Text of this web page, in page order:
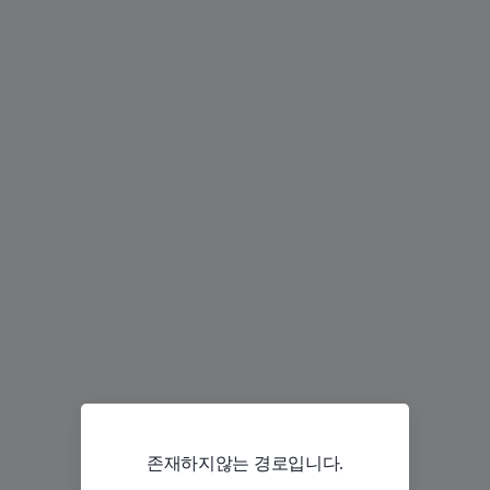
존재하지않는 경로입니다.